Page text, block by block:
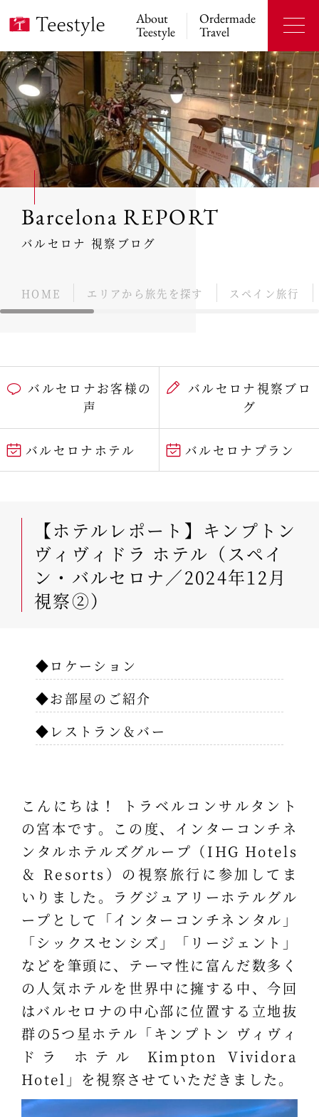
About
Teestyle
Ordermade
Travel
Barcelona REPORT
バルセロナ 視察ブログ
HOME エリアから旅先を探す スペイン旅行
バルセロナお客様の
声
バルセロナ視察ブロ
グ
バルセロナホテル バルセロナプラン
【ホテルレポート】キンプトン
ヴィヴィドラ ホテル（スペイ
ン・バルセロナ／2024年12月
視察②）
◆ロケーション
◆お部屋のご紹介
◆レストラン＆バー
こんにちは！ トラベルコンサルタント
の宮本です。この度、インターコンチネ
ンタルホテルズグループ（IHG Hotels
＆ Resorts）の視察旅行に参加してま
いりました。ラグジュアリーホテルグル
ープとして「インターコンチネンタル」
「シックスセンシズ」「リージェント」
などを筆頭に、テーマ性に富んだ数多く
の人気ホテルを世界中に擁する中、今回
はバルセロナの中心部に位置する立地抜
群の5つ星ホテル「キンプトン ヴィヴィ
ドラ ホテル Kimpton Vividora
Hotel」を視察させていただきました。